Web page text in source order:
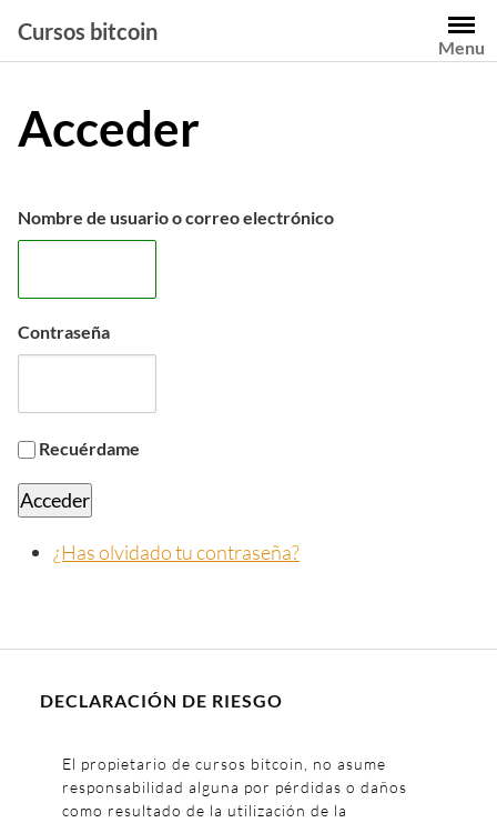
contenido
Cursos bitcoin
Menu
Acceder
Nombre de usuario o correo electrónico
Contraseña
Recuérdame
Acceder
¿Has olvidado tu contraseña?
DECLARACIÓN DE RIESGO
El propietario de cursos bitcoin, no asume
responsabilidad alguna por pérdidas o daños
como resultado de la utilización de la